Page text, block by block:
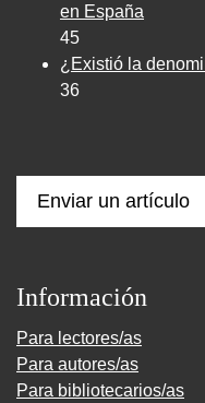
en España
45
¿Existió la
36
Enviar un artículo
Información
Para lectores/as
Para autores/as
Para bibliotecarios/as